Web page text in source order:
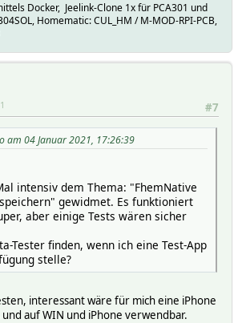
Docker, Jeelink-Clone 1x für PCA301 und
Homematic: CUL_HM / M-MOD-RPI-PCB,
#7
am 04 Januar 2021, 17:26:39
intensiv dem Thema: "FhemNative
gewidmet. Es funktioniert
aber einige Tests wären sicher
Tester finden, wenn ich eine Test-App
stelle?
interessant wäre für mich eine iPhone
auf WIN und iPhone verwendbar.